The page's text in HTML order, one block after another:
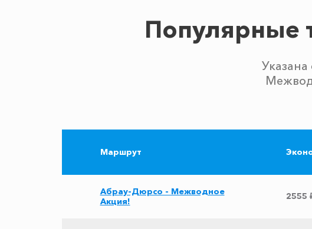
Популярные
Маршрут
Абрау-Дюрсо - Межводное
Акция!
2555